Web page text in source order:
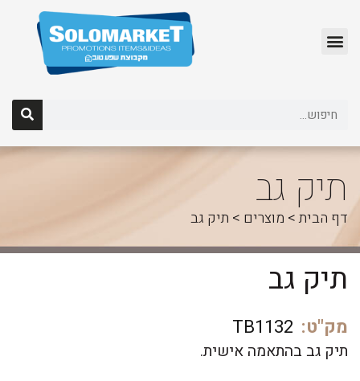
תיק גב
דף הבית> מוצרים > תיק גב
תיק גב
מק"ט: TB1132
תיק גב בהתאמה אישית.